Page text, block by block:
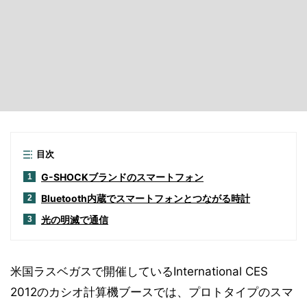
目次
1 G-SHOCKブランドのスマートフォン
2 Bluetooth内蔵でスマートフォンとつながる時計
3 光の明滅で通信
米国ラスベガスで開催しているInternational CES
2012のカシオ計算機ブースでは、プロトタイプのスマ